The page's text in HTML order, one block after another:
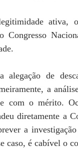
ativa,
Congresso
alegação de
a
com o mérito.
diretamente a
a
caso, é cabível o